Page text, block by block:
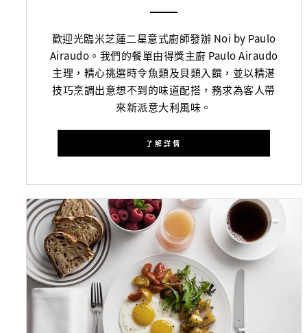
歡迎光臨米芝蓮二星意式廚師發辦 Noi by Paulo
Airaudo。我們的餐單由得獎主廚 Paulo Airaudo
主理，精心挑選時令魚類及貝類入饌，並以精湛
技巧烹調出意想不到的味道配搭，務求為客人帶
來新派意大利風味。
了解詳情